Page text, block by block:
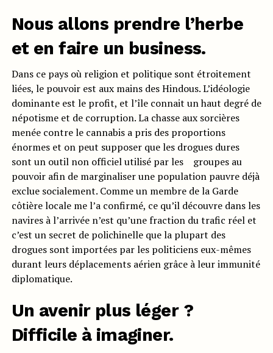
Nous allons prendre l’herbe
et en faire un business.
Dans ce pays où religion et politique sont étroitement
liées, le pouvoir est aux mains des Hindous. L’idéologie
dominante est le profit, et l’île connait un haut degré de
népotisme et de corruption. La chasse aux sorcières
menée contre le cannabis a pris des proportions
énormes et on peut supposer que les drogues dures
sont un outil non officiel utilisé par les groupes au
pouvoir afin de marginaliser une population pauvre déjà
exclue socialement. Comme un membre de la Garde
côtière locale me l’a confirmé, ce qu’il découvre dans les
navires à l’arrivée n’est qu’une fraction du trafic réel et
c’est un secret de polichinelle que la plupart des
drogues sont importées par les politiciens eux-mêmes
durant leurs déplacements aérien grâce à leur immunité
diplomatique.
Un avenir plus léger ?
Difficile à imaginer.